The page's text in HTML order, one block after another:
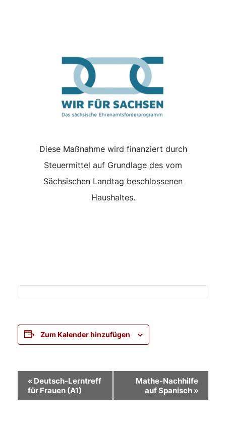
Diese Maßnahme wird finanziert durch
Steuermittel auf Grundlage des vom
Sächsischen Landtag beschlossenen
Haushaltes.
Zum Kalender hinzufügen
Veranstaltung-
Navigation
« Deutsch-Lerntreff
für Frauen (A1)
Mathe-Nachhilfe
auf Spanisch »